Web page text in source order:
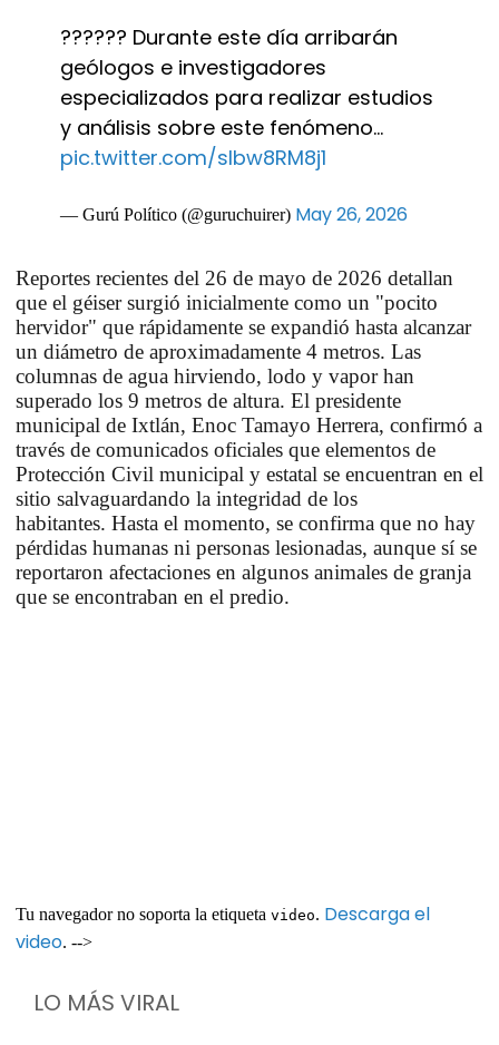
?????? Durante este día arribarán
geólogos e investigadores
especializados para realizar estudios
y análisis sobre este fenómeno…
pic.twitter.com/slbw8RM8j1
— Gurú Político (@guruchuirer) May 26, 2026
Reportes recientes del 26 de mayo de 2026 detallan
que el géiser surgió inicialmente como un "pocito
hervidor" que rápidamente se expandió hasta alcanzar
un diámetro de aproximadamente 4 metros. Las
columnas de agua hirviendo, lodo y vapor han
superado los 9 metros de altura. El presidente
municipal de Ixtlán, Enoc Tamayo Herrera, confirmó a
través de comunicados oficiales que elementos de
Protección Civil municipal y estatal se encuentran en el
sitio salvaguardando la integridad de los
habitantes. Hasta el momento, se confirma que no hay
pérdidas humanas ni personas lesionadas, aunque sí se
reportaron afectaciones en algunos animales de granja
que se encontraban en el predio.
Tu navegador no soporta la etiqueta video. Descarga el
video. -->
LO MÁS VIRAL